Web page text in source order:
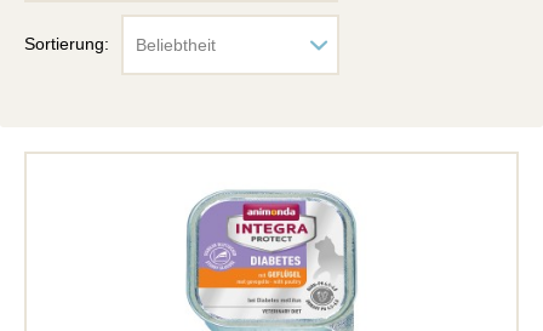
Sortierung: